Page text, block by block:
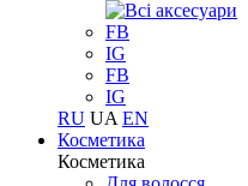
FB
IG
FB
IG
RU UA EN
Косметика
Косметика